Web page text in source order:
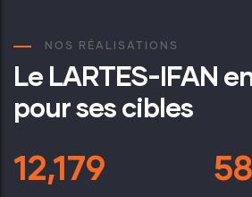
NOS RÉALISATIONS
Le LARTES-IFAN
pour ses cibles
16,000 76